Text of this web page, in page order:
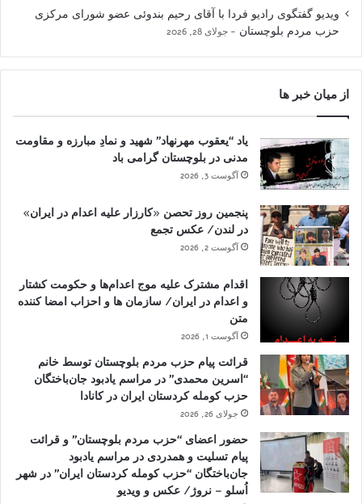
ویدیو گفتگوی رادیو فردا با آقای رحیم بندوئی عضو شورای مرکزی
حزب مردم بلوچستان
جولای 28, 2026
از میان خبر ها
یاد “یعقوب مهرنهاد” شهید و نمادِ مبارزه و مقاومت
مدنی در بلوچستان گرامی باد
آگوست 3, 2026
پنجمین روز تحصن «کارزار علیه اعدام در ایران»
در لندن/ عکس تجمع
آگوست 2, 2026
اقدام مشترک علیه موج اعدام‌ها و حکومت کشتار
و اعدام در ایران/ سازمان ها و احزاب امضا کننده
متن
آگوست 1, 2026
قرائت پیام حزب مردم بلوچستان توسط خانم
“اسرین محمدی” در مراسم یادبود جان‌باختگان
حزب کومله کردستان ایران در کانادا
جولای 26, 2026
حضور اعضای “حزب مردم بلوچستان” و قرائت
پیام تسلیت و همدردی در مراسم یادبود
جان‌باختگان “حزب کومله کردستان ایران” در شهر
اُسلو – نروژ/ عکس و ویدیو